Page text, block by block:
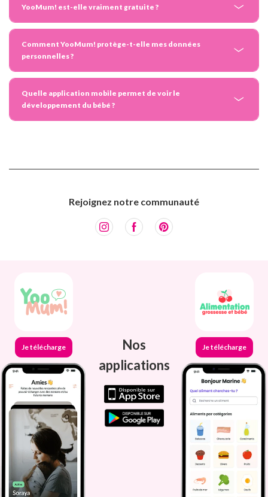
YooMum! est-elle vraiment gratuite ?
Comment YooMum! protège-t-elle mes données
personnelles ?
Quelle application mobile permet de voir le
développement du bébé ?
Rejoignez notre communauté
Je télécharge
Nos
applications
Je télécharge